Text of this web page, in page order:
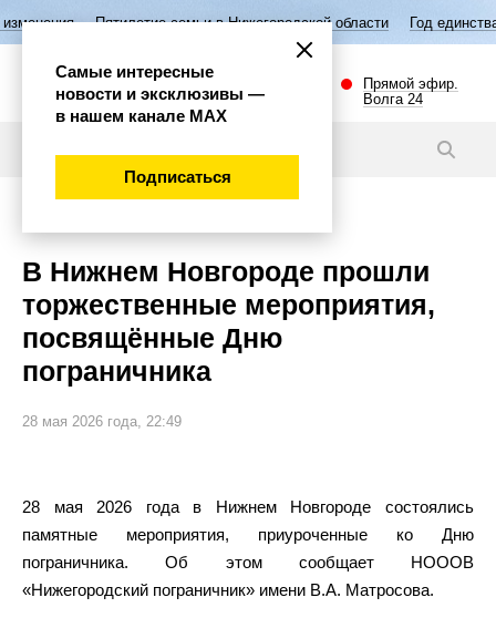
семьи в Нижегородской области Год единства народов
Прямой эфир.
Волга 24
В Нижнем Новгороде прошли
торжественные мероприятия,
посвящённые Дню
пограничника
28 мая 2026 года, 22:49
28 мая 2026 года в Нижнем Новгороде состоялись
памятные мероприятия, приуроченные ко Дню
пограничника. Об этом сообщает НОООВ
«Нижегородский пограничник» имени В.А. Матросова.
Самые интересные
новости и эксклюзивы —
в нашем канале МАХ
Подписаться